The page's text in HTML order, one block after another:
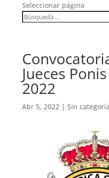
Seleccionar página
Jueces
2022
Abr 5, 2022| Sin categoría